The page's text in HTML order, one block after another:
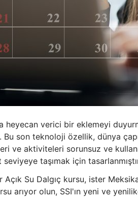
heyecan verici bir eklemeyi
. Bu son teknoloji özellik, dünya
ve aktiviteleri sorunsuz ve
taşımak için
Su Dalgıç kursu, ister
arıyor olun, SSI'ın yeni ve